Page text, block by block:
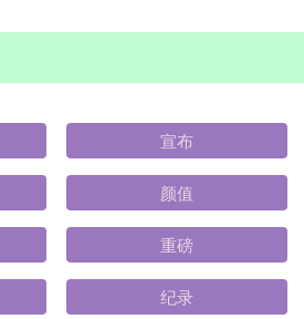
宣布
颜值
重磅
纪录